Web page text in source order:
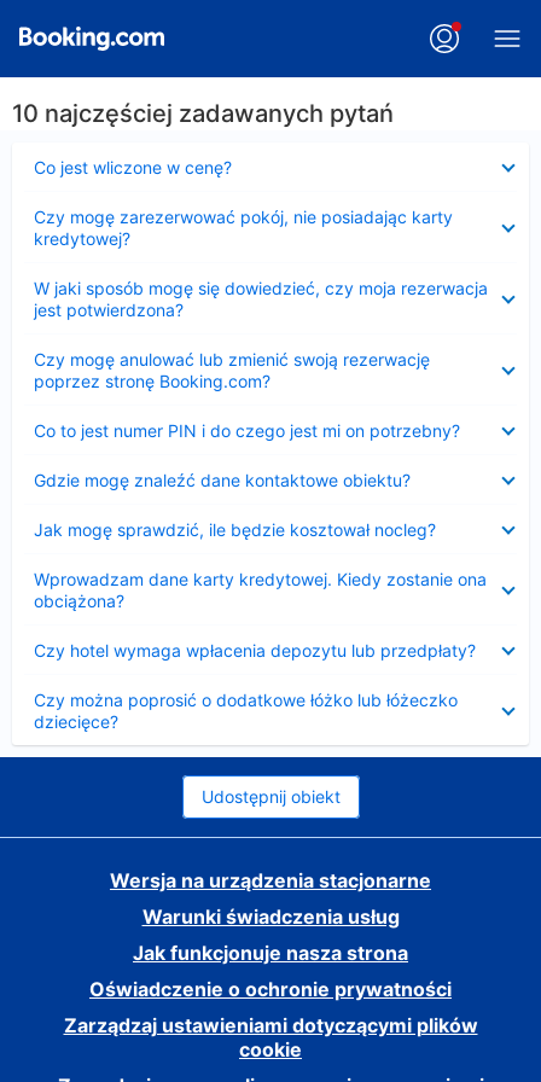
10 najczęściej zadawanych pytań
Co jest wliczone w cenę?
Czy mogę zarezerwować pokój, nie posiadając karty
kredytowej?
W jaki sposób mogę się dowiedzieć, czy moja rezerwacja
jest potwierdzona?
Czy mogę anulować lub zmienić swoją rezerwację
poprzez stronę Booking.com?
Co to jest numer PIN i do czego jest mi on potrzebny?
Gdzie mogę znaleźć dane kontaktowe obiektu?
Jak mogę sprawdzić, ile będzie kosztował nocleg?
Wprowadzam dane karty kredytowej. Kiedy zostanie ona
obciążona?
Czy hotel wymaga wpłacenia depozytu lub przedpłaty?
Czy można poprosić o dodatkowe łóżko lub łóżeczko
dziecięce?
Udostępnij obiekt
Wersja na urządzenia stacjonarne
Warunki świadczenia usług
Jak funkcjonuje nasza strona
Oświadczenie o ochronie prywatności
Zarządzaj ustawieniami dotyczącymi plików
cookie